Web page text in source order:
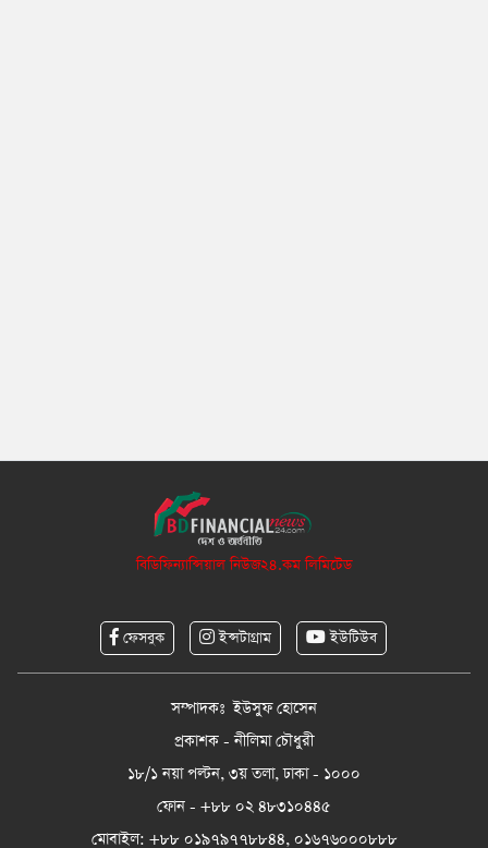
বিডিফিন্যান্সিয়াল নিউজ২৪.কম লিমিটেড
ফেসবুক ইন্সটাগ্রাম ইউটিউব
সম্পাদকঃ ইউসুফ হোসেন
প্রকাশক - নীলিমা চৌধুরী
১৮/১ নয়া পল্টন, ৩য় তলা, ঢাকা - ১০০০
ফোন - +৮৮ ০২ ৪৮৩১০৪৪৫
মোবাইল: +৮৮ ০১৯৭৯৭৭৮৮৪৪, ০১৬৭৬০০০৮৮৮